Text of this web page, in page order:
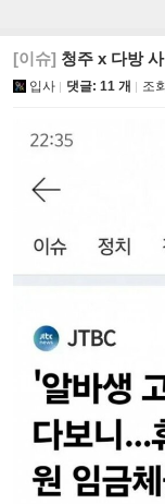
[이슈] 청주 x 다방
입사 댓글: 11 개 조